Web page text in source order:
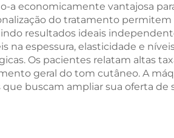
a economicamente vantajosa
do tratamento
resultados ideais
na espessura, elasticidade e
Os pacientes relatam altas
geral do tom cutâneo. A
que buscam ampliar sua oferta